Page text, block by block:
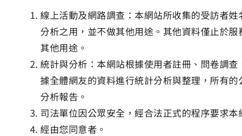
線上活動及網路調查：本網站所收集的受訪者
分析之用，並不做其他用途。其他資料僅止於
其他用途。
統計與分析：本網站根據使用者註冊、問卷調
據全體網友的資料進行統計分析與整理，所有
分析報告。
司法單位因公眾安全，經合法正式的程序要求
經由您同意者。